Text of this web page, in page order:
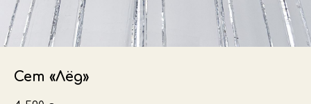
Сет «Лёд»